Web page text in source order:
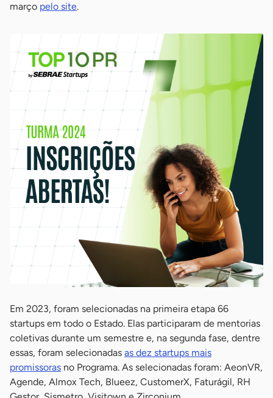
março pelo site.
Em 2023, foram selecionadas na primeira etapa 66
startups em todo o Estado. Elas participaram de mentorias
coletivas durante um semestre e, na segunda fase, dentre
essas, foram selecionadas as dez startups mais
promissoras no Programa. As selecionadas foram: AeonVR,
Agende, Almox Tech, Blueez, CustomerX, Faturágil, RH